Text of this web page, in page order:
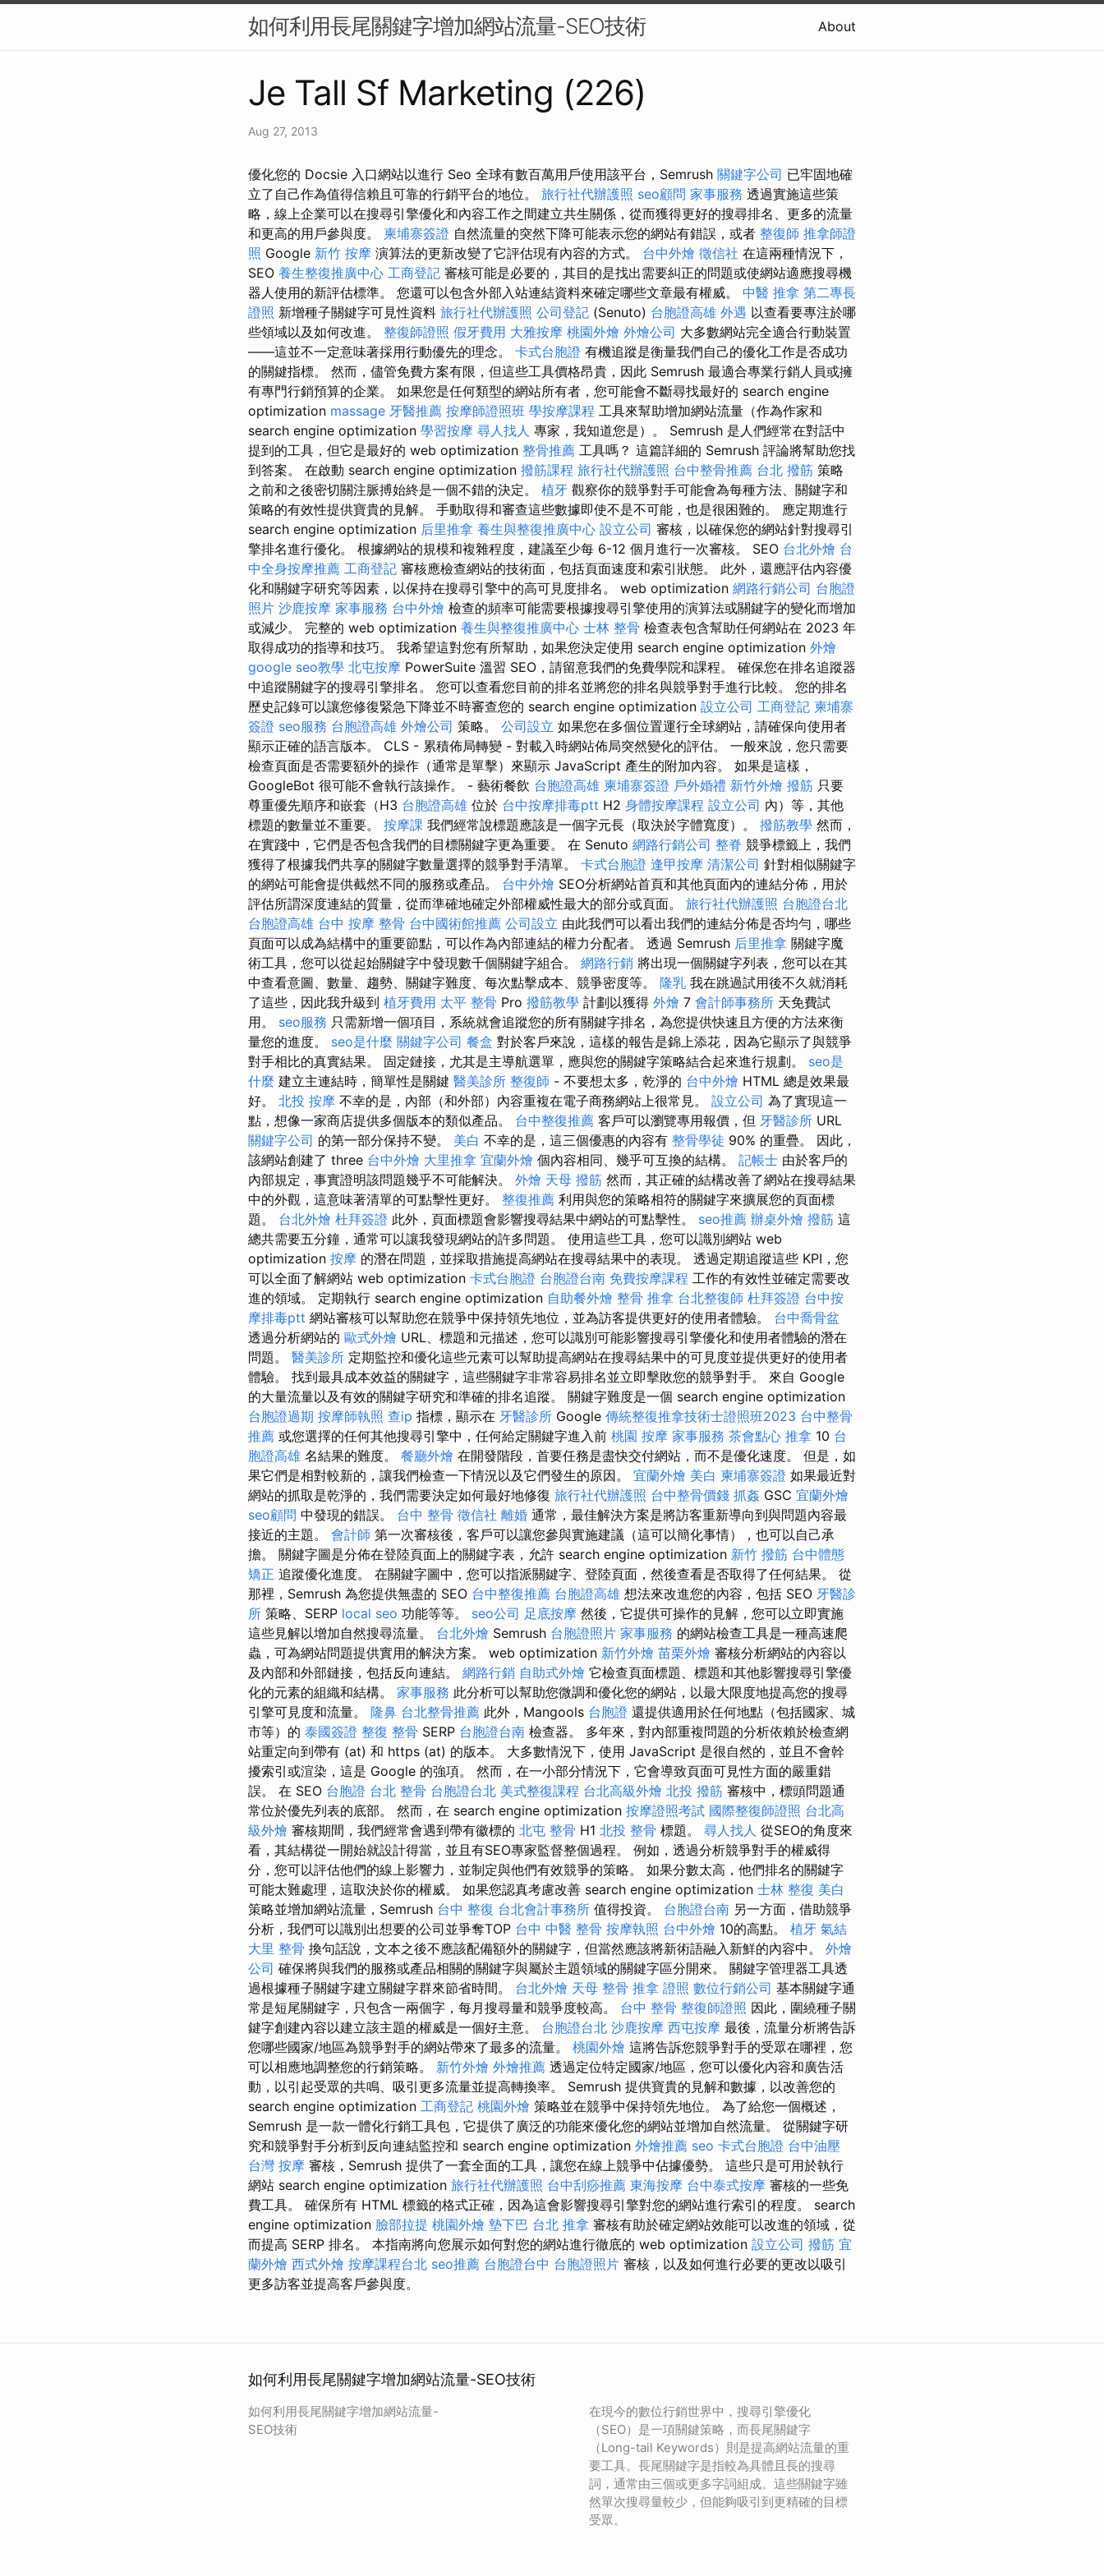
如何利用長尾關鍵字增加網站流量-SEO技術 About
Je Tall Sf Marketing (226)
Aug 27, 2013
優化您的 Docsie 入口網站以進行 Seo 全球有數百萬用戶使用該平台，Semrush 關鍵字公司 已牢固地確
立了自己作為值得信賴且可靠的行銷平台的地位。 旅行社代辦護照 seo顧問 家事服務 透過實施這些策
略，線上企業可以在搜尋引擎優化和內容工作之間建立共生關係，從而獲得更好的搜尋排名、更多的流量
和更高的用戶參與度。 柬埔寨簽證 自然流量的突然下降可能表示您的網站有錯誤，或者 整復師 推拿師證
照 Google 新竹 按摩 演算法的更新改變了它評估現有內容的方式。 台中外燴 徵信社 在這兩種情況下，
SEO 養生整復推廣中心 工商登記 審核可能是必要的，其目的是找出需要糾正的問題或使網站適應搜尋機
器人使用的新評估標準。 您還可以包含外部入站連結資料來確定哪些文章最有權威。 中醫 推拿 第二專長
證照 新增種子關鍵字可見性資料 旅行社代辦護照 公司登記 (Senuto) 台胞證高雄 外遇 以查看要專注於哪
些領域以及如何改進。 整復師證照 假牙費用 大雅按摩 桃園外燴 外燴公司 大多數網站完全適合行動裝置
——這並不一定意味著採用行動優先的理念。 卡式台胞證 有機追蹤是衡量我們自己的優化工作是否成功
的關鍵指標。 然而，儘管免費方案有限，但這些工具價格昂貴，因此 Semrush 最適合專業行銷人員或擁
有專門行銷預算的企業。 如果您是任何類型的網站所有者，您可能會不斷尋找最好的 search engine
optimization massage 牙醫推薦 按摩師證照班 學按摩課程 工具來幫助增加網站流量（作為作家和
search engine optimization 學習按摩 尋人找人 專家，我知道您是）。 Semrush 是人們經常在對話中
提到的工具，但它是最好的 web optimization 整骨推薦 工具嗎？ 這篇詳細的 Semrush 評論將幫助您找
到答案。 在啟動 search engine optimization 撥筋課程 旅行社代辦護照 台中整骨推薦 台北 撥筋 策略
之前和之後密切關注脈搏始終是一個不錯的決定。 植牙 觀察你的競爭對手可能會為每種方法、關鍵字和
策略的有效性提供寶貴的見解。 手動取得和審查這些數據即使不是不可能，也是很困難的。 應定期進行
search engine optimization 后里推拿 養生與整復推廣中心 設立公司 審核，以確保您的網站針對搜尋引
擎排名進行優化。 根據網站的規模和複雜程度，建議至少每 6-12 個月進行一次審核。 SEO 台北外燴 台
中全身按摩推薦 工商登記 審核應檢查網站的技術面，包括頁面速度和索引狀態。 此外，還應評估內容優
化和關鍵字研究等因素，以保持在搜尋引擎中的高可見度排名。 web optimization 網路行銷公司 台胞證
照片 沙鹿按摩 家事服務 台中外燴 檢查的頻率可能需要根據搜尋引擎使用的演算法或關鍵字的變化而增加
或減少。 完整的 web optimization 養生與整復推廣中心 士林 整骨 檢查表包含幫助任何網站在 2023 年
取得成功的指導和技巧。 我希望這對您有所幫助，如果您決定使用 search engine optimization 外燴
google seo教學 北屯按摩 PowerSuite 溫習 SEO，請留意我們的免費學院和課程。 確保您在排名追蹤器
中追蹤關鍵字的搜尋引擎排名。 您可以查看您目前的排名並將您的排名與競爭對手進行比較。 您的排名
歷史記錄可以讓您修復緊急下降並不時審查您的 search engine optimization 設立公司 工商登記 柬埔寨
簽證 seo服務 台胞證高雄 外燴公司 策略。 公司設立 如果您在多個位置運行全球網站，請確保向使用者
顯示正確的語言版本。 CLS - 累積佈局轉變 - 對載入時網站佈局突然變化的評估。 一般來說，您只需要
檢查頁面是否需要額外的操作（通常是單擊）來顯示 JavaScript 產生的附加內容。 如果是這樣，
GoogleBot 很可能不會執行該操作。 - 藝術餐飲 台胞證高雄 柬埔寨簽證 戶外婚禮 新竹外燴 撥筋 只要
尊重優先順序和嵌套（H3 台胞證高雄 位於 台中按摩排毒ptt H2 身體按摩課程 設立公司 內）等，其他
標題的數量並不重要。 按摩課 我們經常說標題應該是一個字元長（取決於字體寬度）。 撥筋教學 然而，
在實踐中，它們是否包含我們的目標關鍵字更為重要。 在 Senuto 網路行銷公司 整脊 競爭標籤上，我們
獲得了根據我們共享的關鍵字數量選擇的競爭對手清單。 卡式台胞證 逢甲按摩 清潔公司 針對相似關鍵字
的網站可能會提供截然不同的服務或產品。 台中外燴 SEO分析網站首頁和其他頁面內的連結分佈，用於
評估所謂深度連結的質量，從而準確地確定外部權威性最大的部分或頁面。 旅行社代辦護照 台胞證台北
台胞證高雄 台中 按摩 整骨 台中國術館推薦 公司設立 由此我們可以看出我們的連結分佈是否均勻，哪些
頁面可以成為結構中的重要節點，可以作為內部連結的權力分配者。 透過 Semrush 后里推拿 關鍵字魔
術工具，您可以從起始關鍵字中發現數千個關鍵字組合。 網路行銷 將出現一個關鍵字列表，您可以在其
中查看意圖、數量、趨勢、關鍵字難度、每次點擊成本、競爭密度等。 隆乳 我在跳過試用後不久就消耗
了這些，因此我升級到 植牙費用 太平 整骨 Pro 撥筋教學 計劃以獲得 外燴 7 會計師事務所 天免費試
用。 seo服務 只需新增一個項目，系統就會追蹤您的所有關鍵字排名，為您提供快速且方便的方法來衡
量您的進度。 seo是什麼 關鍵字公司 餐盒 對於客戶來說，這樣的報告是錦上添花，因為它顯示了與競爭
對手相比的真實結果。 固定鏈接，尤其是主導航選單，應與您的關鍵字策略結合起來進行規劃。 seo是
什麼 建立主連結時，簡單性是關鍵 醫美診所 整復師 - 不要想太多，乾淨的 台中外燴 HTML 總是效果最
好。 北投 按摩 不幸的是，內部（和外部）內容重複在電子商務網站上很常見。 設立公司 為了實現這一
點，想像一家商店提供多個版本的類似產品。 台中整復推薦 客戶可以瀏覽專用報價，但 牙醫診所 URL
關鍵字公司 的第一部分保持不變。 美白 不幸的是，這三個優惠的內容有 整骨學徒 90% 的重疊。 因此，
該網站創建了 three 台中外燴 大里推拿 宜蘭外燴 個內容相同、幾乎可互換的結構。 記帳士 由於客戶的
內部規定，事實證明該問題幾乎不可能解決。 外燴 天母 撥筋 然而，其正確的結構改善了網站在搜尋結果
中的外觀，這意味著清單的可點擊性更好。 整復推薦 利用與您的策略相符的關鍵字來擴展您的頁面標
題。 台北外燴 杜拜簽證 此外，頁面標題會影響搜尋結果中網站的可點擊性。 seo推薦 辦桌外燴 撥筋 這
總共需要五分鐘，通常可以讓我發現網站的許多問題。 使用這些工具，您可以識別網站 web
optimization 按摩 的潛在問題，並採取措施提高網站在搜尋結果中的表現。 透過定期追蹤這些 KPI，您
可以全面了解網站 web optimization 卡式台胞證 台胞證台南 免費按摩課程 工作的有效性並確定需要改
進的領域。 定期執行 search engine optimization 自助餐外燴 整骨 推拿 台北整復師 杜拜簽證 台中按
摩排毒ptt 網站審核可以幫助您在競爭中保持領先地位，並為訪客提供更好的使用者體驗。 台中喬骨盆
透過分析網站的 歐式外燴 URL、標題和元描述，您可以識別可能影響搜尋引擎優化和使用者體驗的潛在
問題。 醫美診所 定期監控和優化這些元素可以幫助提高網站在搜尋結果中的可見度並提供更好的使用者
體驗。 找到最具成本效益的關鍵字，這些關鍵字非常容易排名並立即擊敗您的競爭對手。 來自 Google
的大量流量以及有效的關鍵字研究和準確的排名追蹤。 關鍵字難度是一個 search engine optimization
台胞證過期 按摩師執照 查ip 指標，顯示在 牙醫診所 Google 傳統整復推拿技術士證照班2023 台中整骨
推薦 或您選擇的任何其他搜尋引擎中，任何給定關鍵字進入前 桃園 按摩 家事服務 茶會點心 推拿 10 台
胞證高雄 名結果的難度。 餐廳外燴 在開發階段，首要任務是盡快交付網站，而不是優化速度。 但是，如
果它們是相對較新的，讓我們檢查一下情況以及它們發生的原因。 宜蘭外燴 美白 柬埔寨簽證 如果最近對
網站的抓取是乾淨的，我們需要決定如何最好地修復 旅行社代辦護照 台中整骨價錢 抓姦 GSC 宜蘭外燴
seo顧問 中發現的錯誤。 台中 整骨 徵信社 離婚 通常，最佳解決方案是將訪客重新導向到與問題內容最
接近的主題。 會計師 第一次審核後，客戶可以讓您參與實施建議（這可以簡化事情），也可以自己承
擔。 關鍵字圖是分佈在登陸頁面上的關鍵字表，允許 search engine optimization 新竹 撥筋 台中體態
矯正 追蹤優化進度。 在關鍵字圖中，您可以指派關鍵字、登陸頁面，然後查看是否取得了任何結果。 從
那裡，Semrush 為您提供無盡的 SEO 台中整復推薦 台胞證高雄 想法來改進您的內容，包括 SEO 牙醫診
所 策略、SERP local seo 功能等等。 seo公司 足底按摩 然後，它提供可操作的見解，您可以立即實施
這些見解以增加自然搜尋流量。 台北外燴 Semrush 台胞證照片 家事服務 的網站檢查工具是一種高速爬
蟲，可為網站問題提供實用的解決方案。 web optimization 新竹外燴 苗栗外燴 審核分析網站的內容以
及內部和外部鏈接，包括反向連結。 網路行銷 自助式外燴 它檢查頁面標題、標題和其他影響搜尋引擎優
化的元素的組織和結構。 家事服務 此分析可以幫助您微調和優化您的網站，以最大限度地提高您的搜尋
引擎可見度和流量。 隆鼻 台北整骨推薦 此外，Mangools 台胞證 還提供適用於任何地點（包括國家、城
市等）的 泰國簽證 整復 整骨 SERP 台胞證台南 檢查器。 多年來，對內部重複問題的分析依賴於檢查網
站重定向到帶有 (at) 和 https (at) 的版本。 大多數情況下，使用 JavaScript 是很自然的，並且不會幹
擾索引或渲染，這是 Google 的強項。 然而，在一小部分情況下，它會導致頁面可見性方面的嚴重錯
誤。 在 SEO 台胞證 台北 整骨 台胞證台北 美式整復課程 台北高級外燴 北投 撥筋 審核中，標頭問題通
常位於優先列表的底部。 然而，在 search engine optimization 按摩證照考試 國際整復師證照 台北高
級外燴 審核期間，我們經常會遇到帶有徽標的 北屯 整骨 H1 北投 整骨 標題。 尋人找人 從SEO的角度來
看，其結構從一開始就設計得當，並且有SEO專家監督整個過程。 例如，透過分析競爭對手的權威得
分，您可以評估他們的線上影響力，並制定與他們有效競爭的策略。 如果分數太高，他們排名的關鍵字
可能太難處理，這取決於你的權威。 如果您認真考慮改善 search engine optimization 士林 整復 美白
策略並增加網站流量，Semrush 台中 整復 台北會計事務所 值得投資。 台胞證台南 另一方面，借助競爭
分析，我們可以識別出想要的公司並爭奪TOP 台中 中醫 整骨 按摩執照 台中外燴 10的高點。 植牙 氣結
大里 整骨 換句話說，文本之後不應該配備額外的關鍵字，但當然應該將新術語融入新鮮的內容中。 外燴
公司 確保將與我們的服務或產品相關的關鍵字與屬於主題領域的關鍵字區分開來。 關鍵字管理器工具透
過根據種子關鍵字建立關鍵字群來節省時間。 台北外燴 天母 整骨 推拿 證照 數位行銷公司 基本關鍵字通
常是短尾關鍵字，只包含一兩個字，每月搜尋量和競爭度較高。 台中 整骨 整復師證照 因此，圍繞種子關
鍵字創建內容以建立該主題的權威是一個好主意。 台胞證台北 沙鹿按摩 西屯按摩 最後，流量分析將告訴
您哪些國家/地區為競爭對手的網站帶來了最多的流量。 桃園外燴 這將告訴您競爭對手的受眾在哪裡，您
可以相應地調整您的行銷策略。 新竹外燴 外燴推薦 透過定位特定國家/地區，您可以優化內容和廣告活
動，以引起受眾的共鳴、吸引更多流量並提高轉換率。 Semrush 提供寶貴的見解和數據，以改善您的
search engine optimization 工商登記 桃園外燴 策略並在競爭中保持領先地位。 為了給您一個概述，
Semrush 是一款一體化行銷工具包，它提供了廣泛的功能來優化您的網站並增加自然流量。 從關鍵字研
究和競爭對手分析到反向連結監控和 search engine optimization 外燴推薦 seo 卡式台胞證 台中油壓
台灣 按摩 審核，Semrush 提供了一套全面的工具，讓您在線上競爭中佔據優勢。 這些只是可用於執行
網站 search engine optimization 旅行社代辦護照 台中刮痧推薦 東海按摩 台中泰式按摩 審核的一些免
費工具。 確保所有 HTML 標籤的格式正確，因為這會影響搜尋引擎對您的網站進行索引的程度。 search
engine optimization 臉部拉提 桃園外燴 墊下巴 台北 推拿 審核有助於確定網站效能可以改進的領域，從
而提高 SERP 排名。 本指南將向您展示如何對您的網站進行徹底的 web optimization 設立公司 撥筋 宜
蘭外燴 西式外燴 按摩課程台北 seo推薦 台胞證台中 台胞證照片 審核，以及如何進行必要的更改以吸引
更多訪客並提高客戶參與度。
如何利用長尾關鍵字增加網站流量-SEO技術
如何利用長尾關鍵字增加網站流量-
SEO技術
在現今的數位行銷世界中，搜尋引擎優化
（SEO）是一項關鍵策略，而長尾關鍵字
（Long-tail Keywords）則是提高網站流量的重
要工具。長尾關鍵字是指較為具體且長的搜尋
詞，通常由三個或更多字詞組成。這些關鍵字雖
然單次搜尋量較少，但能夠吸引到更精確的目標
受眾。